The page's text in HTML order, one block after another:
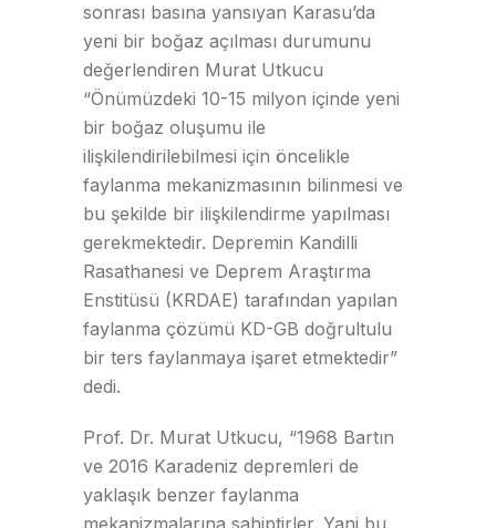
sonrası basına yansıyan Karasu’da
yeni bir boğaz açılması durumunu
değerlendiren Murat Utkucu
“Önümüzdeki 10-15 milyon içinde yeni
bir boğaz oluşumu ile
ilişkilendirilebilmesi için öncelikle
faylanma mekanizmasının bilinmesi ve
bu şekilde bir ilişkilendirme yapılması
gerekmektedir. Depremin Kandilli
Rasathanesi ve Deprem Araştırma
Enstitüsü (KRDAE) tarafından yapılan
faylanma çözümü KD-GB doğrultulu
bir ters faylanmaya işaret etmektedir”
dedi.
Prof. Dr. Murat Utkucu, “1968 Bartın
ve 2016 Karadeniz depremleri de
yaklaşık benzer faylanma